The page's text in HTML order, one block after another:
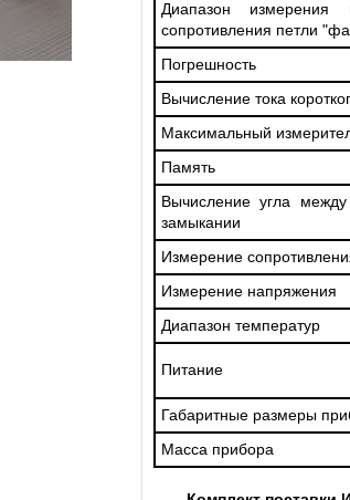
Диапазон измерения
сопротивления петли
Погрешность
Вычисление тока
Максимальный
Память
Вычисление угла
замыкании
Измерение
Измерение напряжения
Диапазон температур
Питание
Габаритные размеры
Масса прибора